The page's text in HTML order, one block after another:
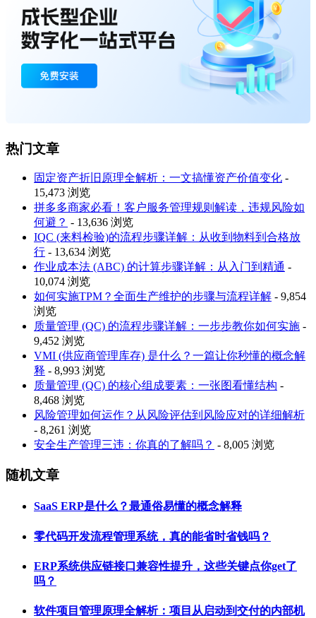
热门文章
固定资产折旧原理全解析：一文搞懂资产价值变化 -
15,473 浏览
拼多多商家必看！客户服务管理规则解读，违规风险如
何避？ - 13,636 浏览
IQC (来料检验)的流程步骤详解：从收到物料到合格放
行 - 13,634 浏览
作业成本法 (ABC) 的计算步骤详解：从入门到精通 -
10,074 浏览
如何实施TPM？全面生产维护的步骤与流程详解 - 9,854
浏览
质量管理 (QC) 的流程步骤详解：一步步教你如何实施 -
9,452 浏览
VMI (供应商管理库存) 是什么？一篇让你秒懂的概念解
释 - 8,993 浏览
质量管理 (QC) 的核心组成要素：一张图看懂结构 -
8,468 浏览
风险管理如何运作？从风险评估到风险应对的详细解析
- 8,261 浏览
安全生产管理三违：你真的了解吗？ - 8,005 浏览
随机文章
SaaS ERP是什么？最通俗易懂的概念解释
零代码开发流程管理系统，真的能省时省钱吗？
ERP系统供应链接口兼容性提升，这些关键点你get了
吗？
软件项目管理原理全解析：项目从启动到交付的内部机